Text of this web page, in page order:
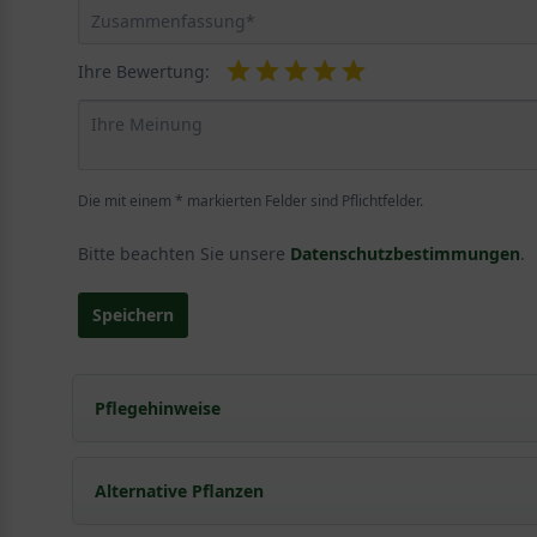
Ihre Bewertung:
Die mit einem * markierten Felder sind Pflichtfelder.
Bitte beachten Sie unsere Datenschutzbestimmungen.
Speichern
Pflegehinweise
Pflanz- und Pflegetipps Escallonia 'Iveyi' /
Alternative Pflanzen